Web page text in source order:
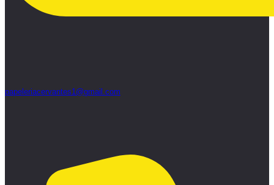
papeleriacervantes1@gmail.com